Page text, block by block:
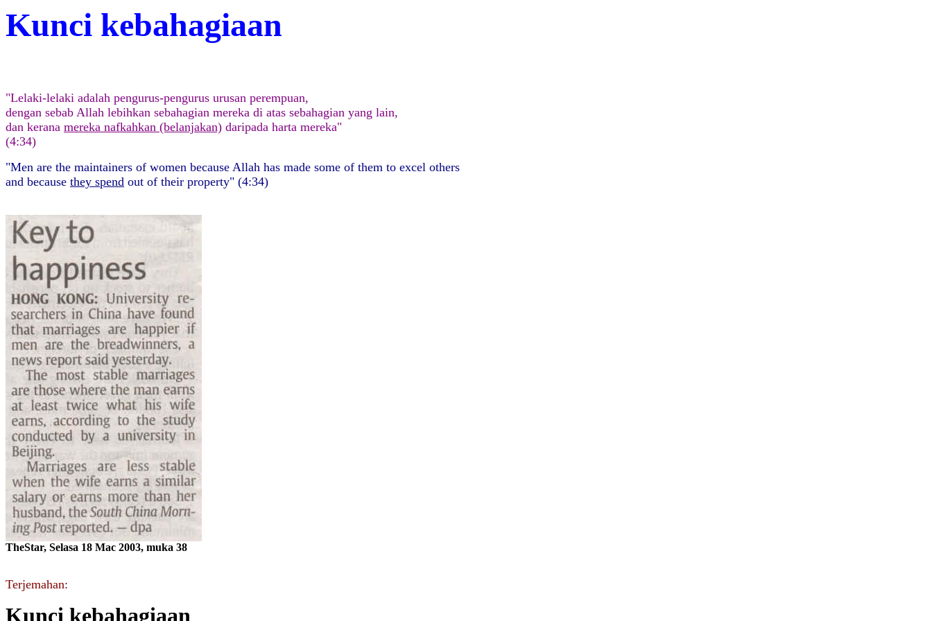
Kunci kebahagiaan
"Lelaki-lelaki adalah pengurus-pengurus urusan perempuan,
dengan sebab Allah lebihkan sebahagian mereka di atas sebahagian yang lain,
dan kerana mereka nafkahkan (belanjakan) daripada harta mereka"
(4:34)
"Men are the maintainers of women because Allah has made some of them to excel others
and because they spend out of their property" (4:34)
TheStar, Selasa 18 Mac 2003, muka 38
Terjemahan:
Kunci kebahagiaan